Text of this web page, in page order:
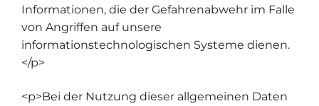
Informationen, die der Gefahrenabwehr im Falle
von Angriffen auf unsere
informationstechnologischen Systeme dienen.
</p>
<p>Bei der Nutzung dieser allgemeinen Daten